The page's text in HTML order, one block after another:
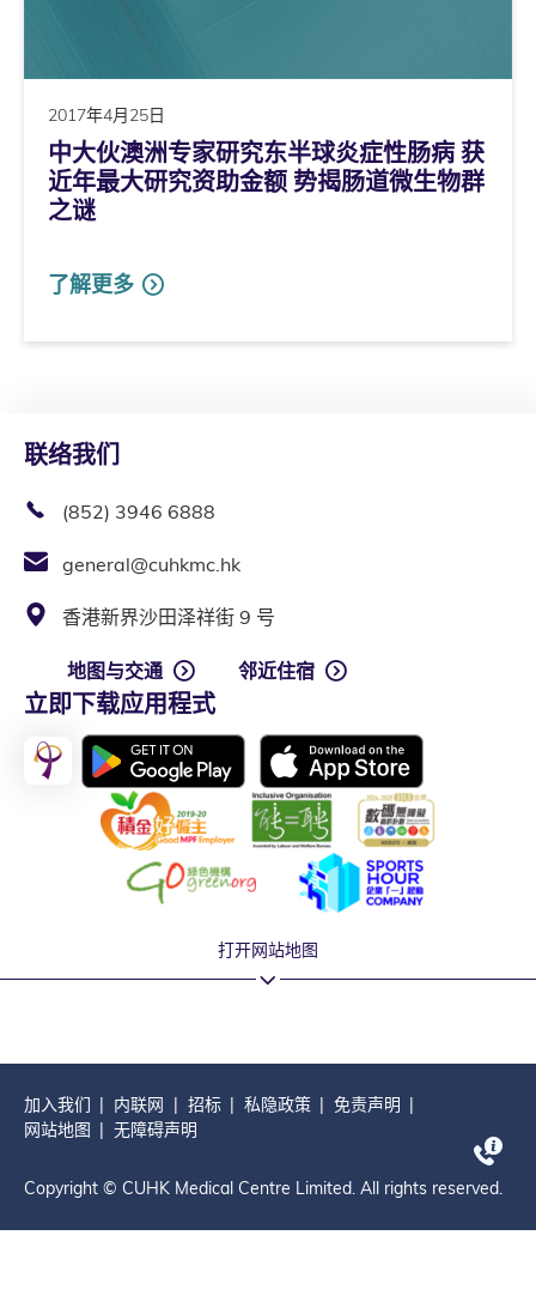
2017年4月25日
中大伙澳洲专家研究东半球炎症性肠病 获
近年最大研究资助金额 势揭肠道微生物群
之谜
了解更多
联络我们
(852) 3946 6888
general@cuhkmc.hk
香港新界沙田泽祥街 9 号
地图与交通 邻近住宿
立即下载应用程式
打开网站地图
加入我们 内联网 招标 私隐政策
免责声明
网站地图
无障碍声明
Copyright © CUHK Medical Centre Limited. All rights reserved.